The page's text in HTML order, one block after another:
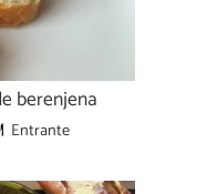
berenjena
Entrante